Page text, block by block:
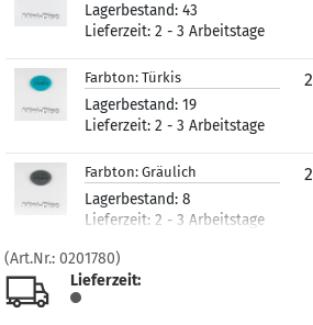
Lagerbestand: 43
Lieferzeit: 2 - 3 Arbeitstage
Farbton: Türkis
Lagerbestand: 19
Lieferzeit: 2 - 3 Arbeitstage
Farbton: Gräulich
Lagerbestand: 8
Lieferzeit: 2 - 3 Arbeitstage
Farbton:
(Art.Nr.: 0201780)
Lieferzeit: